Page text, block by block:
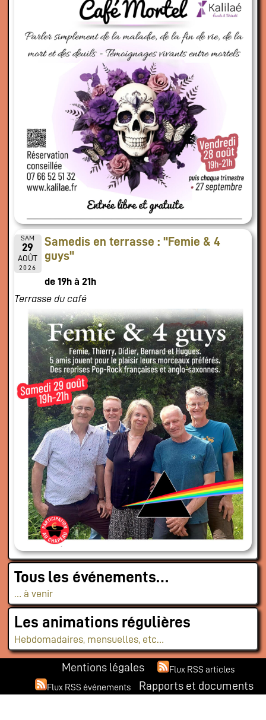
SAM
29
AOÛT
2026
Samedis en terrasse : "Femie & 4
guys"
de 19h à 21h
Terrasse du café
Tous les événements…
… à venir
Les animations régulières
Hebdomadaires, mensuelles, etc…
Mentions légales
Flux RSS articles
Flux RSS événements
Rapports et documents